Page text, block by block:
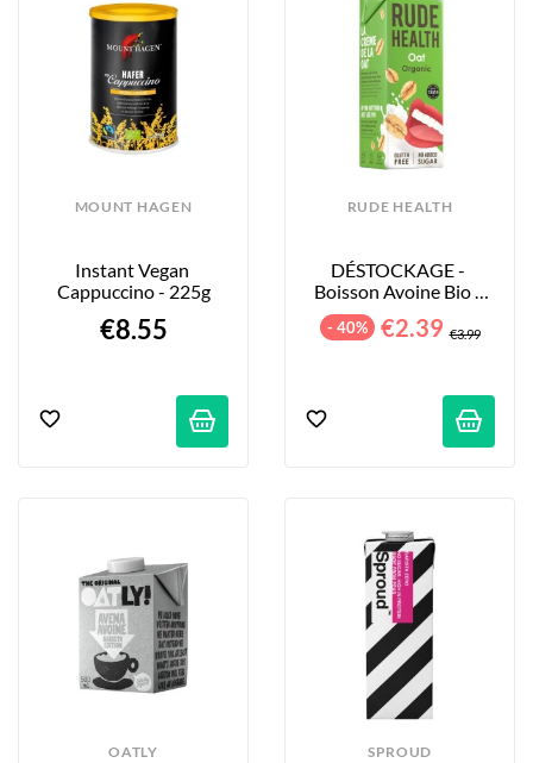
MOUNT HAGEN
Instant Vegan
Cappuccino - 225g
€8.55
RUDE HEALTH
DÉSTOCKAGE -
Boisson Avoine Bio -
- 40% €2.39 €3.99
OATLY SPROUD